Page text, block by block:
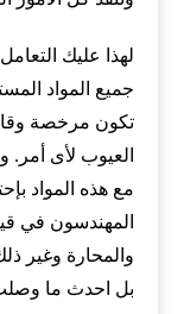
لهذا عليك
جميع المواد
تكون مرخصة
العيوب لأى أمر.
مع هذه المواد
المهندسون في
والمحارة وغير
بل احدث ما وصلت